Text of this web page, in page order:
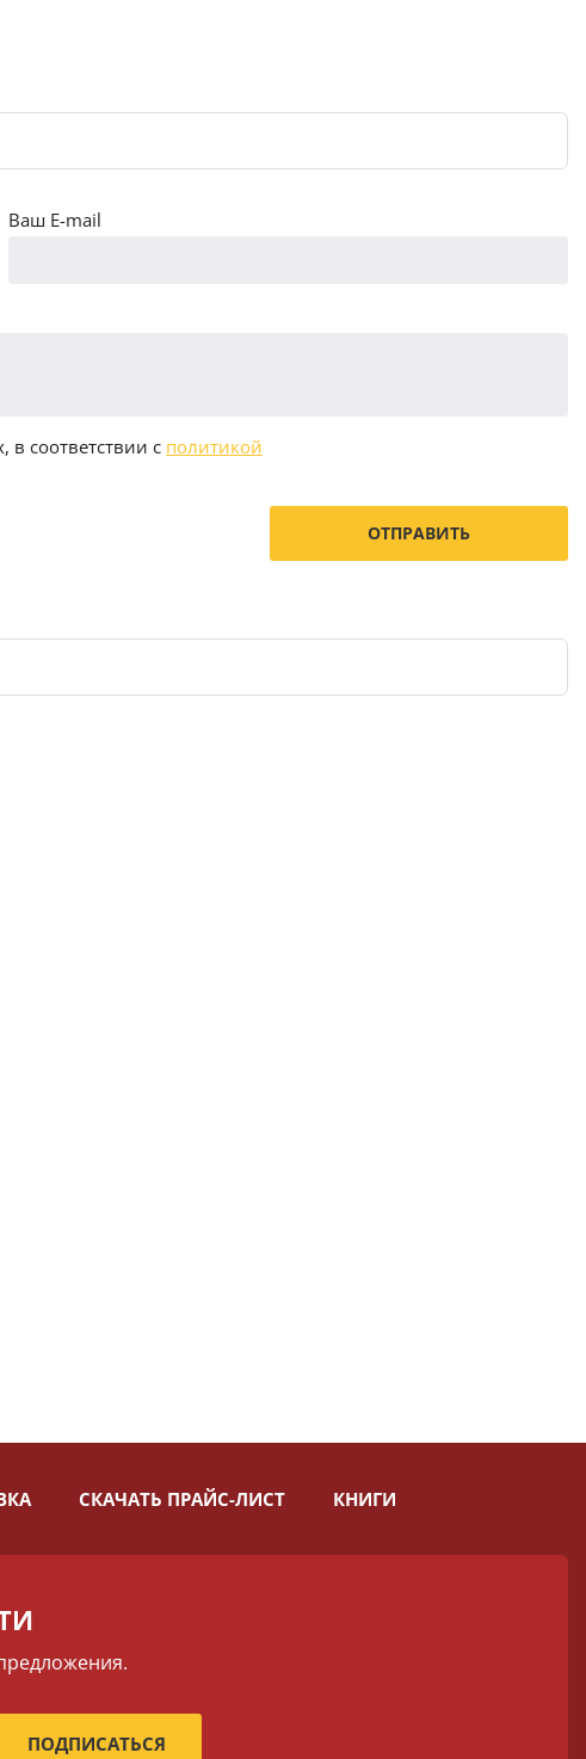
Ваш E-mail
соответствии с политикой
СКАЧАТЬ ПРАЙС-ЛИСТ КНИГИ